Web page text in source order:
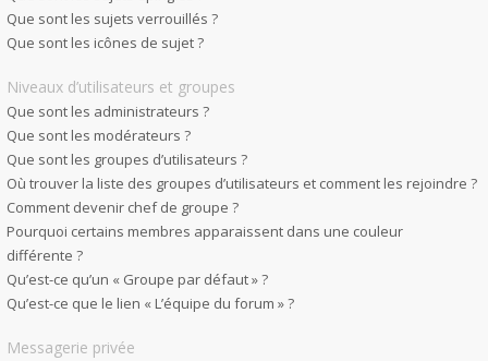
Que sont les sujets verrouillés ?
Que sont les icônes de sujet ?
Niveaux d’utilisateurs et groupes
Que sont les administrateurs ?
Que sont les modérateurs ?
Que sont les groupes d’utilisateurs ?
Où trouver la liste des groupes d’utilisateurs et comment les rejoindre ?
Comment devenir chef de groupe ?
Pourquoi certains membres apparaissent dans une couleur
différente ?
Qu’est-ce qu’un « Groupe par défaut » ?
Qu’est-ce que le lien « L’équipe du forum » ?
Messagerie privée